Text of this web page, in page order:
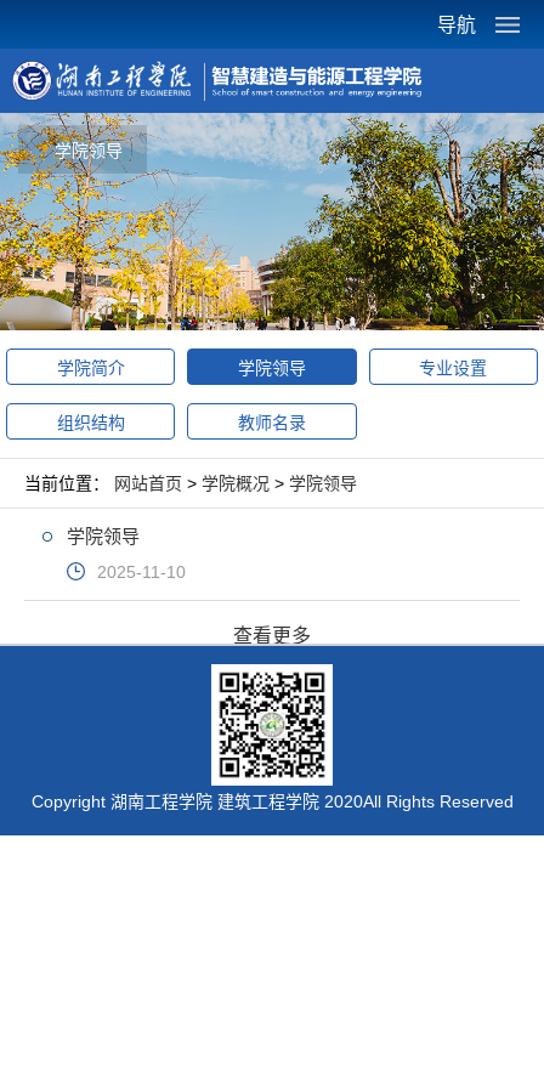
导航
学院领导
学院简介 学院领导 专业设置
组织结构 教师名录
当前位置： 网站首页 > 学院概况 > 学院领导
学院领导
2025-11-10
查看更多
Copyright 湖南工程学院 建筑工程学院 2020All Rights Reserved